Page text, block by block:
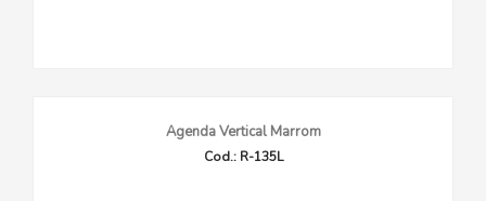
Agenda Vertical Marrom
Cod.: R-135L